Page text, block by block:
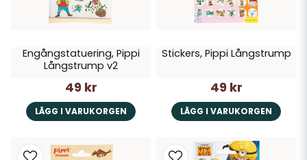
Engångstatuering, Pippi
Långstrump v2
49 kr
LÄGG I VARUKORGEN
Stickers, Pippi Långstrump
49 kr
LÄGG I VARUKORGEN